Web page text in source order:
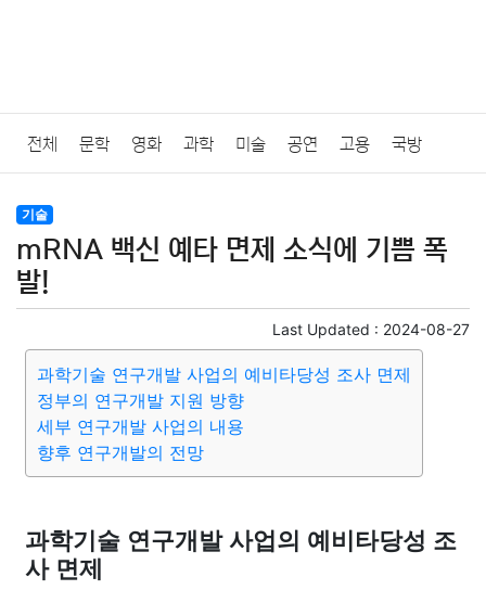
전체 문학 영화 과학 미술 공연 고용 국방
법률
질병 가요 방송 일상 주식 암호화폐 블록체인
미용 증권 인테리어
요리 상품리뷰 원예 금융 게임 스포츠 사진
대출 자동차 취미 여행
부동산 외국어
기술
mRNA 백신 예타 면제 소식에 기쁨 폭
발!
Last Updated : 2024-08-27
과학기술 연구개발 사업의 예비타당성 조사 면제
정부의 연구개발 지원 방향
세부 연구개발 사업의 내용
향후 연구개발의 전망
과학기술 연구개발 사업의 예비타당성 조
사 면제